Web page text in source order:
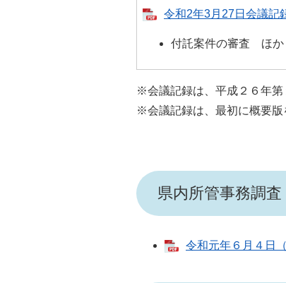
令和2年3月27日会議記
付託案件の審査 ほか
※会議記録は、平成２６年
※会議記録は、最初に概要
県内所管事務調査
令和元年６月４日